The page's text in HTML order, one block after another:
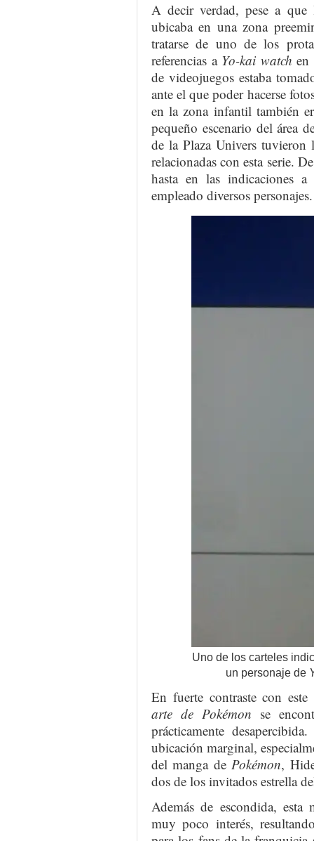
A decir verdad, pese a que
ubicaba en una zona
tratarse de uno de los
referencias a Yo-kai watch en
de videojuegos estaba
ante el que poder hacerse
en la zona infantil también
pequeño escenario del área
de la Plaza Univers tuvieron
relacionadas con esta serie.
hasta en las indicaciones
empleado diversos personajes.
Uno de los carteles
un personaje de
En fuerte contraste con
arte de Pokémon se
prácticamente
ubicación marginal,
del manga dePokémon,
dos de los invitados estrella
Además de escondida, esta
muy poco interés,